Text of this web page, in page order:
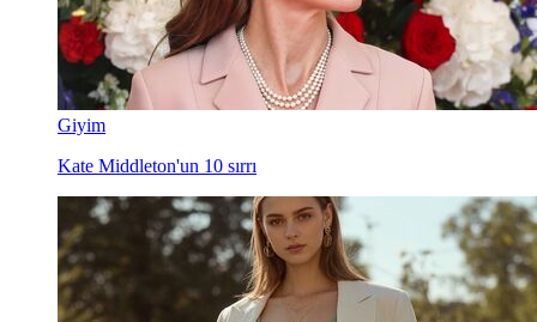
Giyim
Kate Middleton'un 10 sırrı